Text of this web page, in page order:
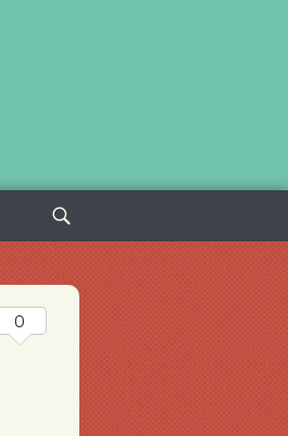
Sök
efter:
0